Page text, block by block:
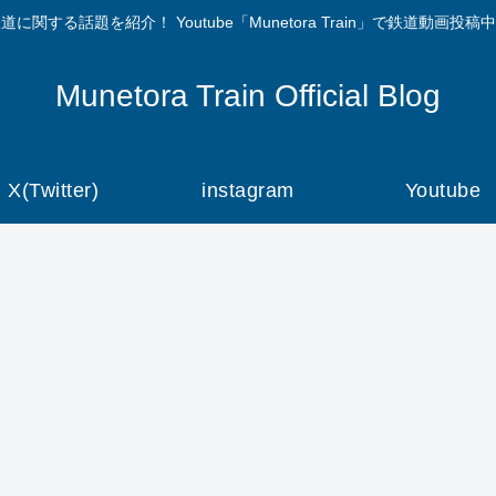
に関する話題を紹介！ Youtube「Munetora Train」で鉄道動画投稿
Munetora Train Official Blog
X(Twitter) instagram Youtube